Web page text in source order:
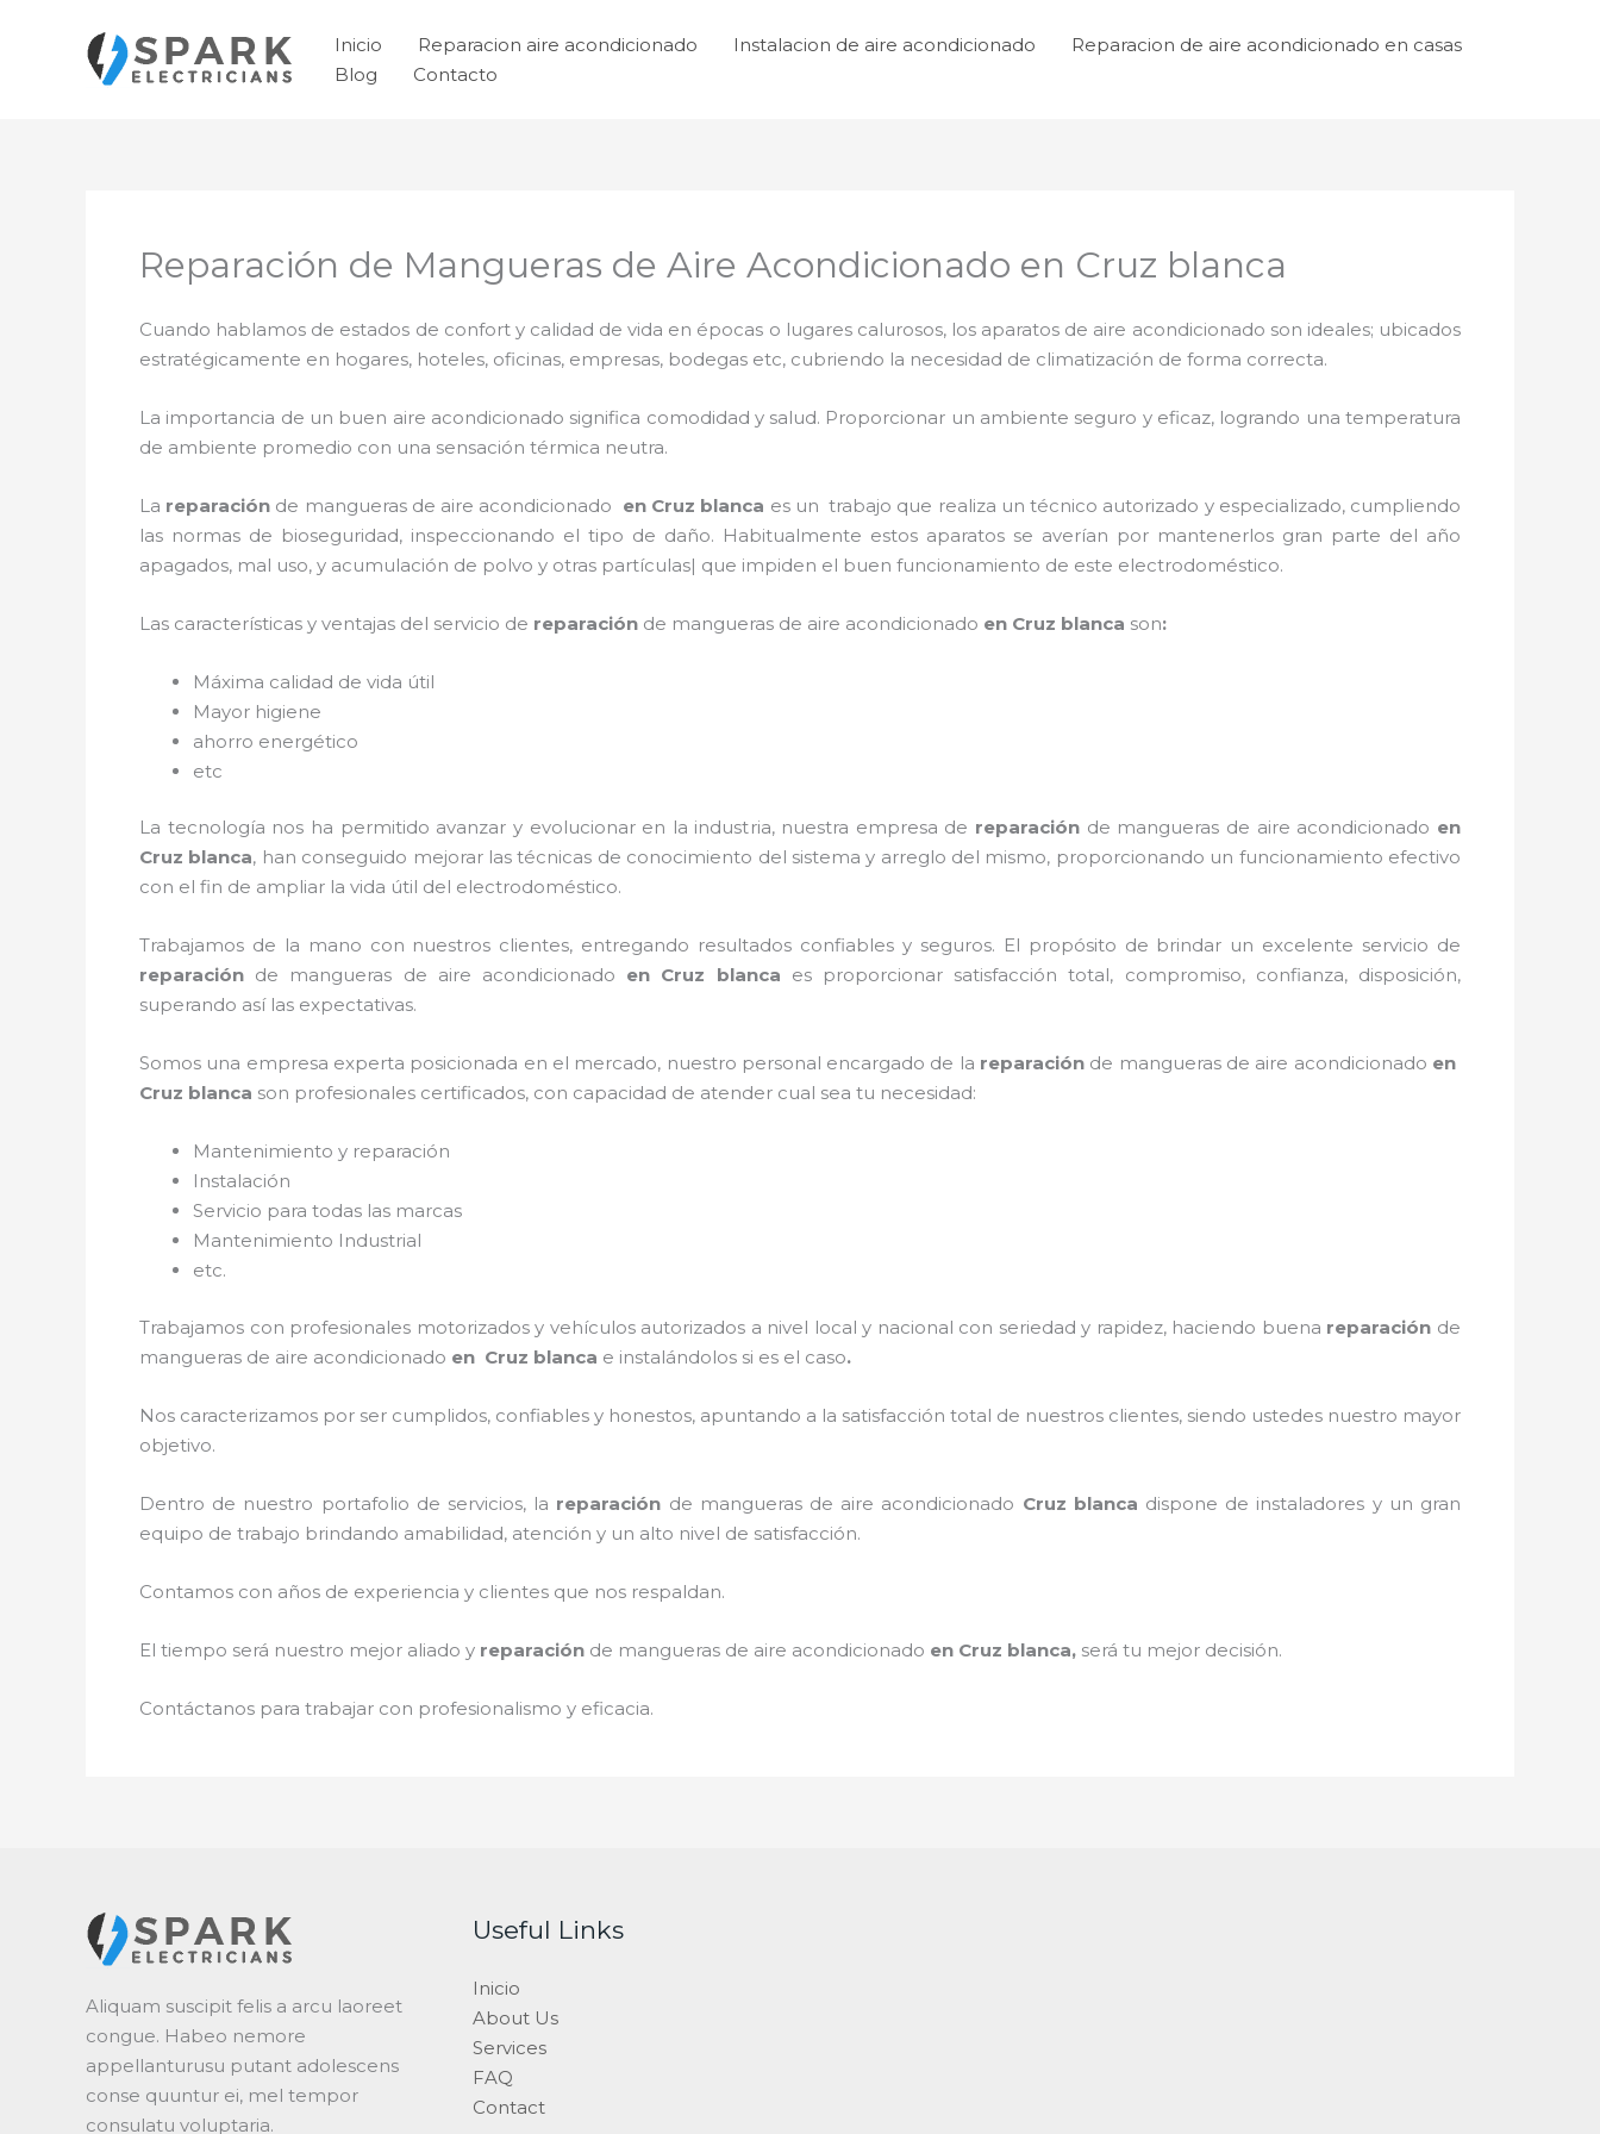
contenido
Inicio Reparacion aire acondicionado Instalacion de aire acondicionado
Reparacion de aire acondicionado en casas
Blog
Contacto
Reparación de Mangueras de Aire Acondicionado en Cruz blanca
Cuando hablamos de estados de confort y calidad de vida en épocas o lugares calurosos, los aparatos de aire acondicionado son ideales; ubicados
estratégicamente en hogares, hoteles, oficinas, empresas, bodegas etc, cubriendo la necesidad de climatización de forma correcta.
La importancia de un buen aire acondicionado significa comodidad y salud. Proporcionar un ambiente seguro y eficaz, logrando una temperatura
de ambiente promedio con una sensación térmica neutra.
La reparación de mangueras de aire acondicionado en Cruz blanca es un trabajo que realiza un técnico autorizado y especializado, cumpliendo
las normas de bioseguridad, inspeccionando el tipo de daño. Habitualmente estos aparatos se averían por mantenerlos gran parte del año
apagados, mal uso, y acumulación de polvo y otras partículas| que impiden el buen funcionamiento de este electrodoméstico.
Las características y ventajas del servicio de reparación de mangueras de aire acondicionado en Cruz blanca son:
Máxima calidad de vida útil
Mayor higiene
ahorro energético
etc
La tecnología nos ha permitido avanzar y evolucionar en la industria, nuestra empresa de reparación de mangueras de aire acondicionado en
Cruz blanca, han conseguido mejorar las técnicas de conocimiento del sistema y arreglo del mismo, proporcionando un funcionamiento efectivo
con el fin de ampliar la vida útil del electrodoméstico.
Trabajamos de la mano con nuestros clientes, entregando resultados confiables y seguros. El propósito de brindar un excelente servicio de
reparación de mangueras de aire acondicionado en Cruz blanca es proporcionar satisfacción total, compromiso, confianza, disposición,
superando así las expectativas.
Somos una empresa experta posicionada en el mercado, nuestro personal encargado de la reparación de mangueras de aire acondicionado en
Cruz blanca son profesionales certificados, con capacidad de atender cual sea tu necesidad:
Mantenimiento y reparación
Instalación
Servicio para todas las marcas
Mantenimiento Industrial
etc.
Trabajamos con profesionales motorizados y vehículos autorizados a nivel local y nacional con seriedad y rapidez, haciendo buena reparación de
mangueras de aire acondicionado en Cruz blanca e instalándolos si es el caso.
Nos caracterizamos por ser cumplidos, confiables y honestos, apuntando a la satisfacción total de nuestros clientes, siendo ustedes nuestro mayor
objetivo.
Dentro de nuestro portafolio de servicios, la reparación de mangueras de aire acondicionado Cruz blanca dispone de instaladores y un gran
equipo de trabajo brindando amabilidad, atención y un alto nivel de satisfacción.
Contamos con años de experiencia y clientes que nos respaldan.
El tiempo será nuestro mejor aliado y reparación de mangueras de aire acondicionado en Cruz blanca, será tu mejor decisión.
Contáctanos para trabajar con profesionalismo y eficacia.
Aliquam suscipit felis a arcu laoreet
congue. Habeo nemore
appellanturusu putant adolescens
conse quuntur ei, mel tempor
consulatu voluptaria.
Useful Links
Inicio
About Us
Services
FAQ
Contact